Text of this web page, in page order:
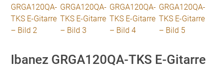
Ibanez GRGA120QA-TKS E-Gitarre